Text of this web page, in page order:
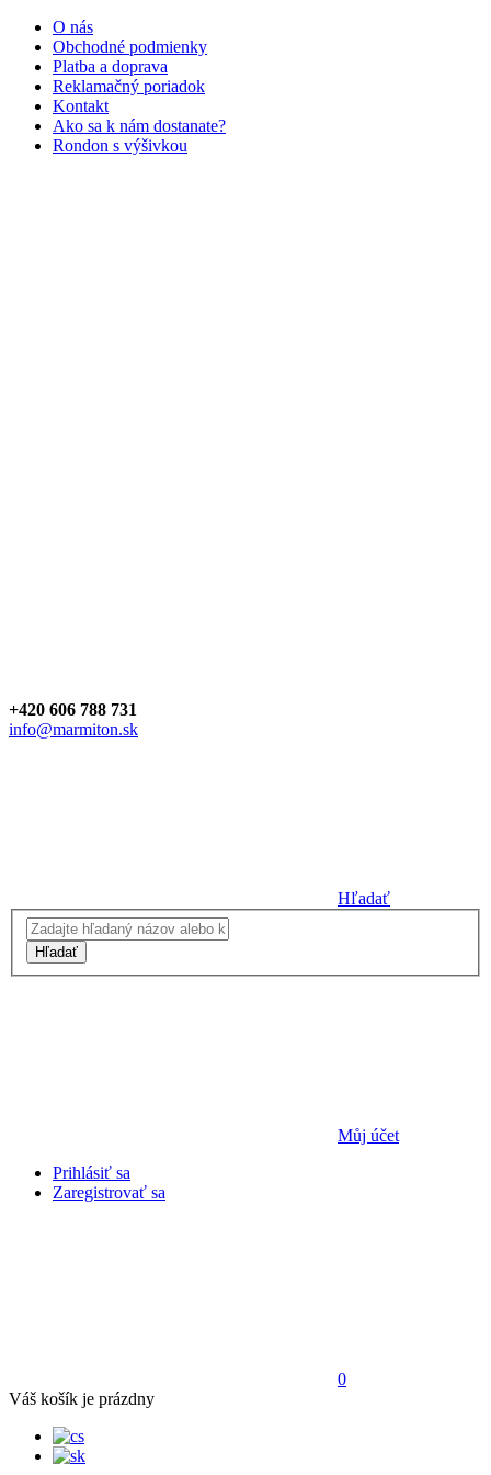
O nás
Obchodné podmienky
Platba a doprava
Reklamačný poriadok
Kontakt
Ako sa k nám dostanate?
Rondon s výšivkou
+420 606 788 731
info@marmiton.sk
Hľadať
Hľadať
Můj účet
Prihlásiť sa
Zaregistrovať sa
0
Váš košík je prázdny